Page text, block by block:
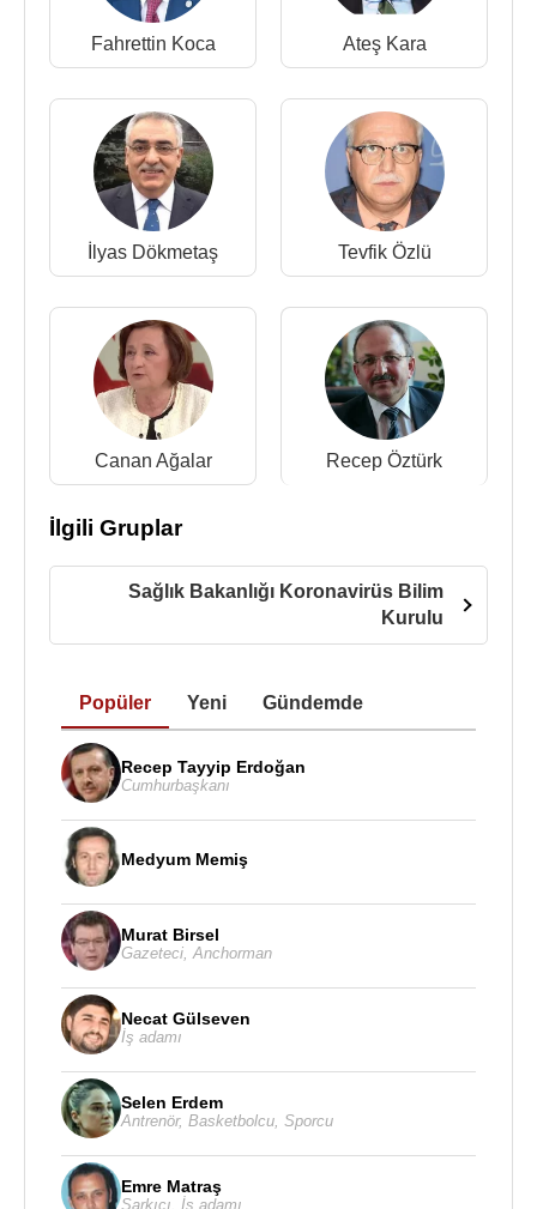
Fahrettin Koca Ateş Kara
İlyas Dökmetaş Tevfik Özlü
Canan Ağalar Recep Öztürk
İlgili Gruplar
Sağlık Bakanlığı Koronavirüs Bilim
Kurulu
Popüler Yeni Gündemde
Recep Tayyip Erdoğan
Cumhurbaşkanı
Medyum Memiş
Murat Birsel
Gazeteci Anchorman
Necat Gülseven
İş adamı
Selen Erdem
Antrenör, Basketbolcu Sporcu
Emre Matraş
Şarkıcı İş adamı